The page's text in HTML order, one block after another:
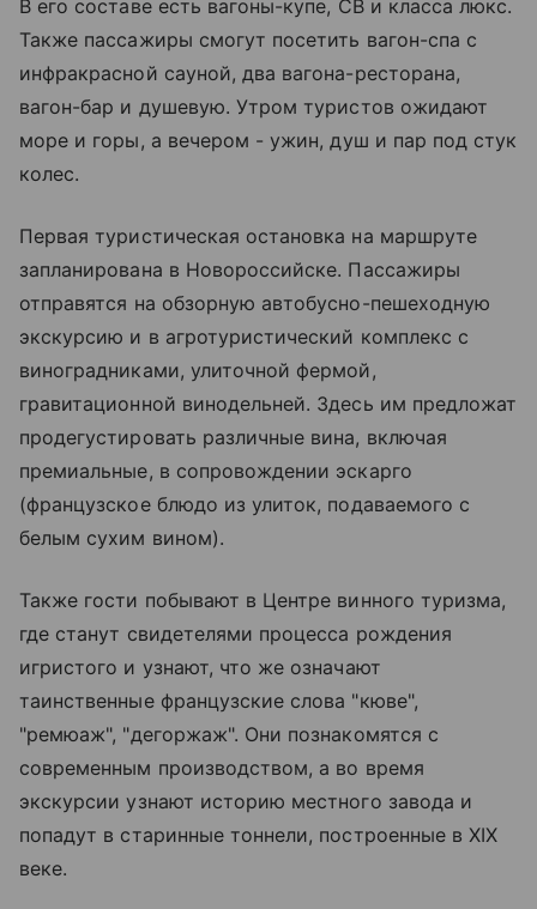
В его составе есть вагоны-купе, СВ и класса люкс.
Также пассажиры смогут посетить вагон-спа с
инфракрасной сауной, два вагона-ресторана,
вагон-бар и душевую. Утром туристов ожидают
море и горы, а вечером - ужин, душ и пар под стук
колес.
Первая туристическая остановка на маршруте
запланирована в Новороссийске. Пассажиры
отправятся на обзорную автобусно-пешеходную
экскурсию и в агротуристический комплекс с
виноградниками, улиточной фермой,
гравитационной винодельней. Здесь им предложат
продегустировать различные вина, включая
премиальные, в сопровождении эскарго
(французское блюдо из улиток, подаваемого с
белым сухим вином).
Также гости побывают в Центре винного туризма,
где станут свидетелями процесса рождения
игристого и узнают, что же означают
таинственные французские слова "кюве",
"ремюаж", "дегоржаж". Они познакомятся с
современным производством, а во время
экскурсии узнают историю местного завода и
попадут в старинные тоннели, построенные в XIX
веке.